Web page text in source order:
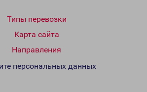
Типы перевозки
Карта сайта
Направления
персональных данных